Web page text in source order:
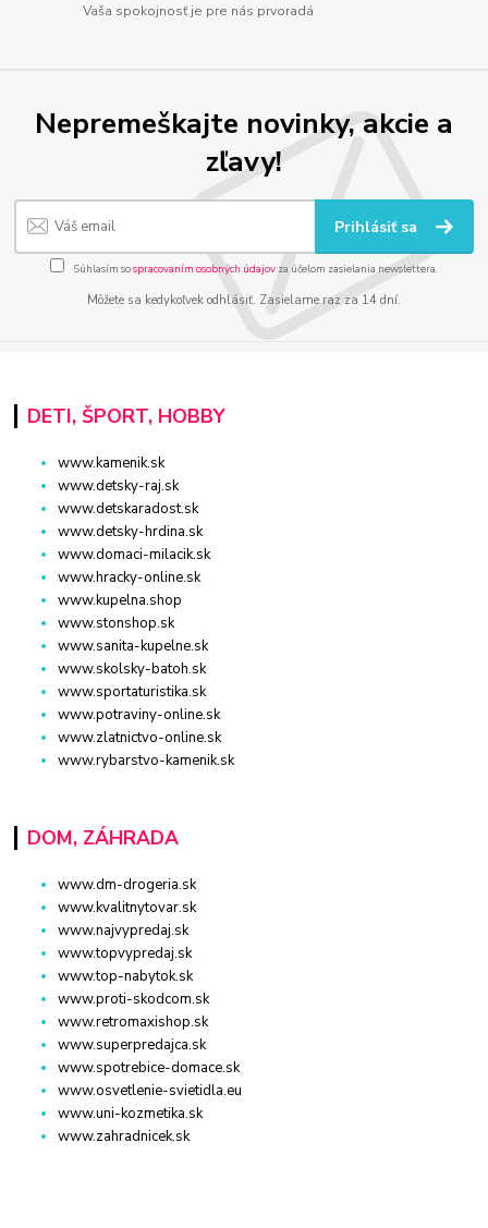
Vaša spokojnosť je pre nás prvoradá
Nepremeškajte novinky, akcie a
zľavy!
Prihlásiť sa
Súhlasím sospracovaním osobných údajov za účelom zasielania newslettera.
Môžete sa kedykoľvek odhlásiť. Zasielame raz za 14 dní.
DETI, ŠPORT, HOBBY
www.kamenik.sk
www.detsky-raj.sk
www.detskaradost.sk
www.detsky-hrdina.sk
www.domaci-milacik.sk
www.hracky-online.sk
www.kupelna.shop
www.stonshop.sk
www.sanita-kupelne.sk
www.skolsky-batoh.sk
www.sportaturistika.sk
www.potraviny-online.sk
www.zlatnictvo-online.sk
www.rybarstvo-kamenik.sk
DOM, ZÁHRADA
www.dm-drogeria.sk
www.kvalitnytovar.sk
www.najvypredaj.sk
www.topvypredaj.sk
www.top-nabytok.sk
www.proti-skodcom.sk
www.retromaxishop.sk
www.superpredajca.sk
www.spotrebice-domace.sk
www.osvetlenie-svietidla.eu
www.uni-kozmetika.sk
www.zahradnicek.sk